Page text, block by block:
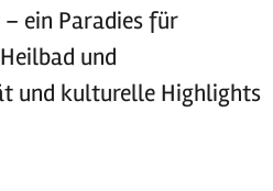
ein Paradies für
und
und kulturelle Highlights